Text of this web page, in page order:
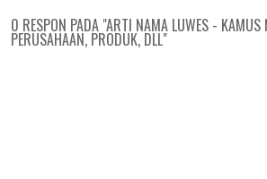
0 RESPON PADA "ARTI NAMA LUWES - KAMUS
PERUSAHAAN, PRODUK, DLL"